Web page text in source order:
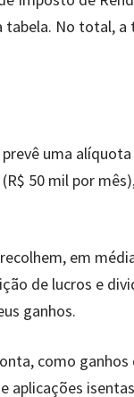
No total,
uma
50 mil por
em
de lucros e
ganhos.
como
aplicações